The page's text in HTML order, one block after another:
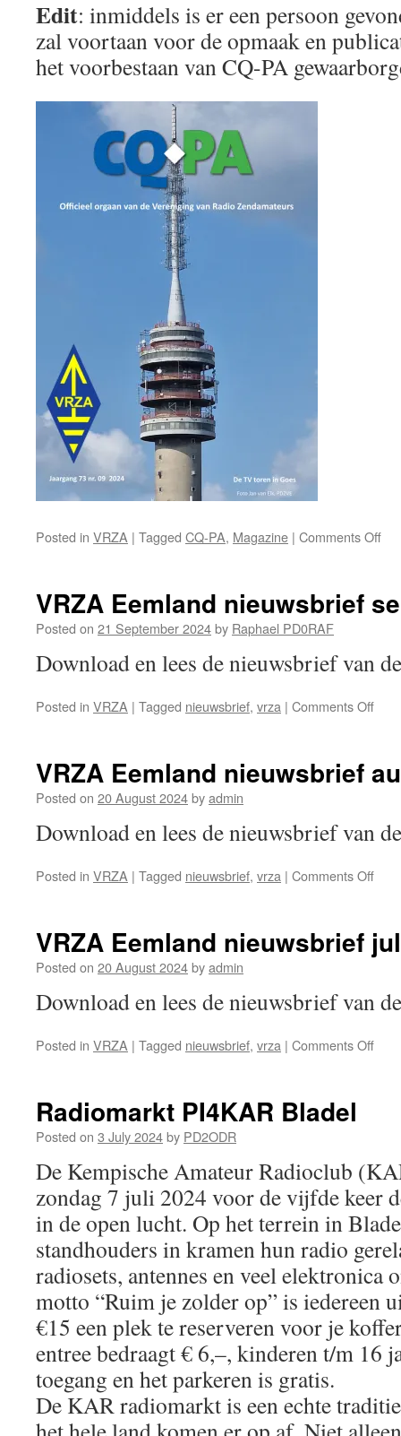
Edit: inmiddels is er een persoon
zal voortaan voor de opmaak en
het voorbestaan van CQ-PA
Posted in VRZA | Tagged CQ-PA, Magazine | Comments Offon
VRZA Eemland nieuwsbrief
Posted on 21 September 2024by Raphael PD0RAF
Download en lees de nieuwsbrief van
Posted in VRZA | Tagged nieuwsbrief, vrza | Comments Offon
VRZA Eemland nieuwsbrief
Posted on 20 August 2024byadmin
Download en lees de nieuwsbrief van
Posted in VRZA | Tagged nieuwsbrief, vrza | Comments Offon
2024
VRZA Eemland nieuwsbrief
Posted on 20 August 2024byadmin
Download en lees de nieuwsbrief van
Posted in VRZA | Tagged nieuwsbrief, vrza | Comments Offon
Radiomarkt PI4KAR Bladel
Posted on 3 July 2024by PD2ODR
De Kempische Amateur Radioclub
zondag 7 juli 2024 voor de vijfde keer
in de open lucht. Op het terrein in
standhouders in kramen hun radio
radiosets, antennes en veel elektronica
motto “Ruim je zolder op” is iedereen
€15 een plek te reserveren voor je
entree bedraagt € 6,–, kinderen t/m 16
toegang en het parkeren is gratis.
De KAR radiomarkt is een echte